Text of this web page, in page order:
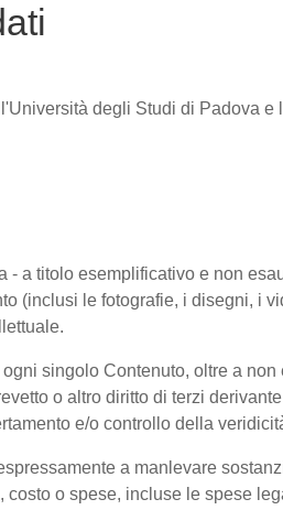
degli Studi di Padova
- a titolo esemplificativo e non
(inclusi le fotografie, i disegni, i
singolo Contenuto, oltre a
o altro diritto di terzi
e/o controllo della
a manlevare
o spese, incluse le spese